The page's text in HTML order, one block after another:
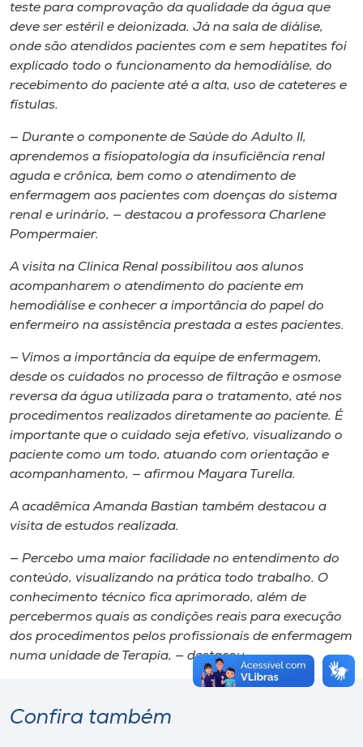
teste para comprovação da qualidade da água que
deve ser estéril e deionizada. Já na sala de diálise,
onde são atendidos pacientes com e sem hepatites foi
explicado todo o funcionamento da hemodiálise, do
recebimento do paciente até a alta, uso de cateteres e
fístulas.
— Durante o componente de Saúde do Adulto II,
aprendemos a fisiopatologia da insuficiência renal
aguda e crônica, bem como o atendimento de
enfermagem aos pacientes com doenças do sistema
renal e urinário, — destacou a professora Charlene
Pompermaier.
A visita na Clinica Renal possibilitou aos alunos
acompanharem o atendimento do paciente em
hemodiálise e conhecer a importância do papel do
enfermeiro na assistência prestada a estes pacientes.
— Vimos a importância da equipe de enfermagem,
desde os cuidados no processo de filtração e osmose
reversa da água utilizada para o tratamento, até nos
procedimentos realizados diretamente ao paciente. É
importante que o cuidado seja efetivo, visualizando o
paciente como um todo, atuando com orientação e
acompanhamento, — afirmou Mayara Turella.
A acadêmica Amanda Bastian também destacou a
visita de estudos realizada.
— Percebo uma maior facilidade no entendimento do
conteúdo, visualizando na prática todo trabalho. O
conhecimento técnico fica aprimorado, além de
percebermos quais as condições reais para execução
dos procedimentos pelos profissionais de enfermagem
numa unidade de Terapia, — destacou.
Confira também